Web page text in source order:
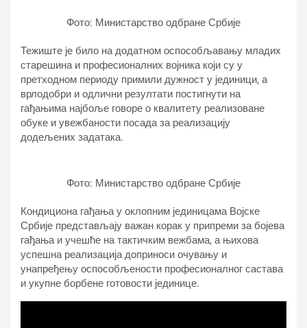
Фото: Министарство одбране Србије
Тежиште је било на додатном оспособљавању младих
старешина и професионалних војника који су у
претходном периоду примили дужност у јединици, а
врлодобри и одлични резултати постигнути на
гађањима најбоље говоре о квалитету реализоване
обуке и увежбаности посада за реализацију
додељених задатака.
Фото: Министарство одбране Србије
Кондициона гађања у оклопним јединицама Војске
Србије представљају важан корак у припреми за бојева
гађања и учешће на тактичким вежбама, а њихова
успешна реализација доприноси очувању и
унапређењу оспособљености професионалног састава
и укупне борбене готовости јединице.